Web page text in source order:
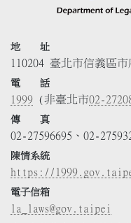
地 址
110204 臺北市信義區
電 話
1999 (非臺北市02-
傳 真
02-27596695、02-
陳情系統
https://
電子信箱
la_laws@gov.taipei